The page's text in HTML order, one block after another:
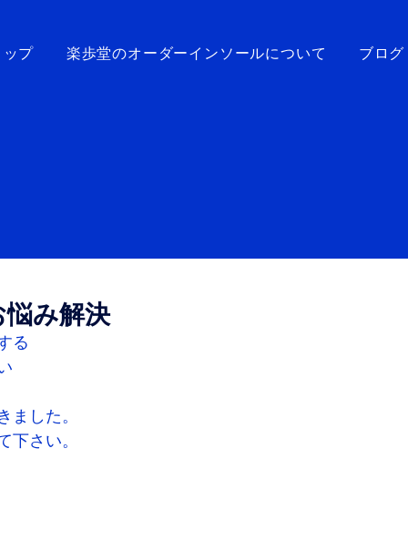
ップ 楽歩堂のオーダーインソールについて ブログ
み解決
る
ました。
下さい。